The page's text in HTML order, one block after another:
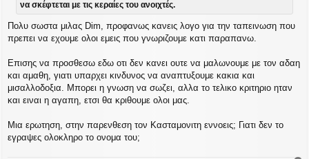
να σκέφτεται με τις κεραίες του ανοιχτές.
Πολυ σωστα μιλας Dim, προφανως κανεις λογο για την ταπεινωση που
πρεπει να εχουμε ολοι εμεις που γνωριζουμε κατι παραπανω.
Επισης να προσθεσω εδω οτι δεν κανει ουτε να μαλωνουμε με τον αδαη
και αμαθη, γιατι υπαρχει κινδυνος να αναπτυξουμε κακια και
μισαλλοδοξια. Μπορει η γνωση να σωζει, αλλα το τελικο κριτηριο ηταν
και ειναι η αγαπη, ετσι θα κριθουμε ολοι μας.
Μια ερωτηση, στην παρενθεση τον Κασταμονιτη εννοεις; Γιατι δεν το
εγραψες ολοκληρο το ονομα του;